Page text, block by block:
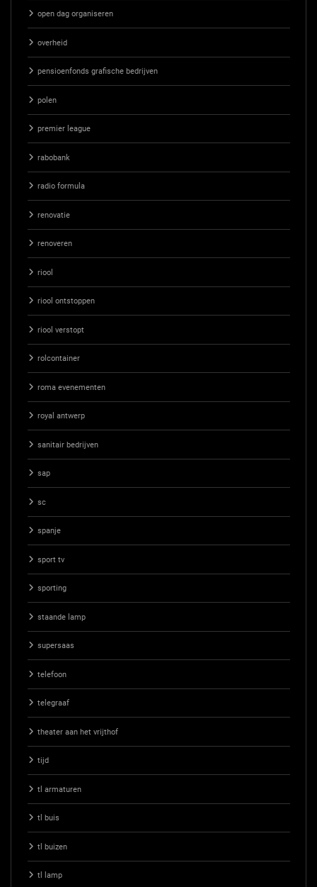
open dag organiseren
overheid
pensioenfonds grafische bedrijven
polen
premier league
rabobank
radio formula
renovatie
renoveren
riool
riool ontstoppen
riool verstopt
rolcontainer
roma evenementen
royal antwerp
sanitair bedrijven
sap
sc
spanje
sport tv
sporting
staande lamp
supersaas
telefoon
telegraaf
theater aan het vrijthof
tijd
tl armaturen
tl buis
tl buizen
tl lamp